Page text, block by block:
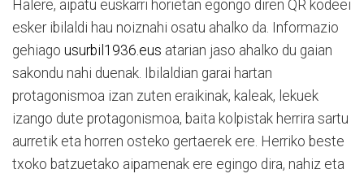
Halere, aipatu euskarri horietan egongo diren QR kodeei
esker ibilaldi hau noiznahi osatu ahalko da. Informazio
gehiago usurbil1936.eus atarian jaso ahalko du gaian
sakondu nahi duenak. Ibilaldian garai hartan
protagonismoa izan zuten eraikinak, kaleak, lekuek
izango dute protagonismoa, baita kolpistak herrira sartu
aurretik eta horren osteko gertaerek ere. Herriko beste
txoko batzuetako aipamenak ere egingo dira, nahiz eta